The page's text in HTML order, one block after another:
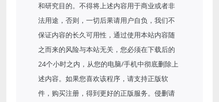
和研究目的。不得将上述内容用于商业或者非
法用途，否则，一切后果请用户自负，我们不
保证内容的长久可用性，通过使用本站内容随
之而来的风险与本站无关，您必须在下载后的
24个小时之内，从您的电脑/手机中彻底删除上
述内容。如果您喜欢该程序，请支持正版软
件，购买注册，得到更好的正版服务。侵删请